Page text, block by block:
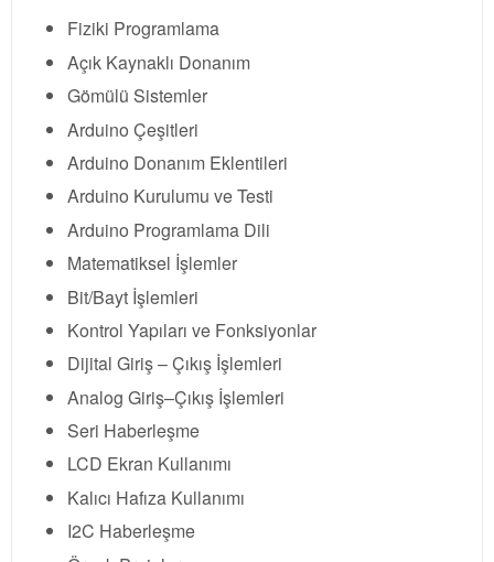
Fiziki Programlama
Açık Kaynaklı Donanım
Gömülü Sistemler
Arduino Çeşitleri
Arduino Donanım Eklentileri
Arduino Kurulumu ve Testi
Arduino Programlama Dili
Matematiksel İşlemler
Bit/Bayt İşlemleri
Kontrol Yapıları ve Fonksiyonlar
Dijital Giriş – Çıkış İşlemleri
Analog Giriş–Çıkış İşlemleri
Seri Haberleşme
LCD Ekran Kullanımı
Kalıcı Hafıza Kullanımı
I2C Haberleşme